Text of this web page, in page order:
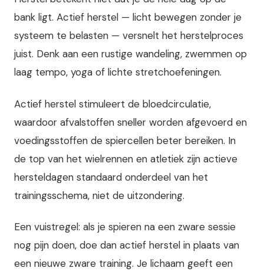
bank ligt. Actief herstel — licht bewegen zonder je
systeem te belasten — versnelt het herstelproces
juist. Denk aan een rustige wandeling, zwemmen op
laag tempo, yoga of lichte stretchoefeningen.
Actief herstel stimuleert de bloedcirculatie,
waardoor afvalstoffen sneller worden afgevoerd en
voedingsstoffen de spiercellen beter bereiken. In
de top van het wielrennen en atletiek zijn actieve
hersteldagen standaard onderdeel van het
trainingsschema, niet de uitzondering.
Een vuistregel: als je spieren na een zware sessie
nog pijn doen, doe dan actief herstel in plaats van
een nieuwe zware training. Je lichaam geeft een